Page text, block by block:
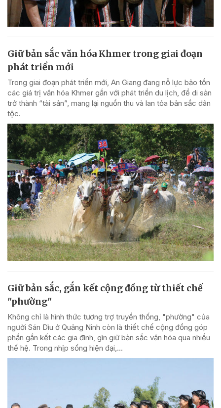
Giữ bản sắc văn hóa Khmer trong giai đoạn
phát triển mới
Trong giai đoạn phát triển mới, An Giang đang nỗ lực bảo tồn
các giá trị văn hóa Khmer gắn với phát triển du lịch, để di sản
trở thành “tài sản”, mang lại nguồn thu và lan tỏa bản sắc dân
tộc.
Giữ bản sắc, gắn kết cộng đồng từ thiết chế
"phường"
Không chỉ là hình thức tương trợ truyền thống, "phường" của
người Sán Dìu ở Quảng Ninh còn là thiết chế cộng đồng góp
phần gắn kết các gia đình, gìn giữ bản sắc văn hóa qua nhiều
thế hệ. Trong nhịp sống hiện đại,...